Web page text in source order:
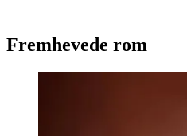
Fremhevede rom